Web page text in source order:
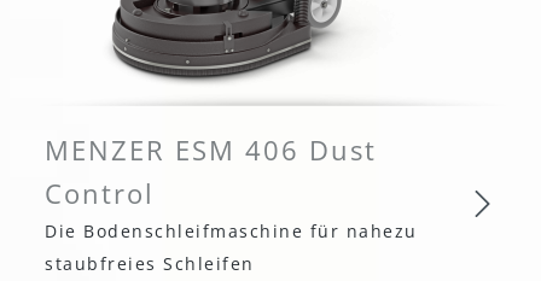
MENZER ESM 406 Dust
Control
Die Bodenschleifmaschine für nahezu
staubfreies Schleifen